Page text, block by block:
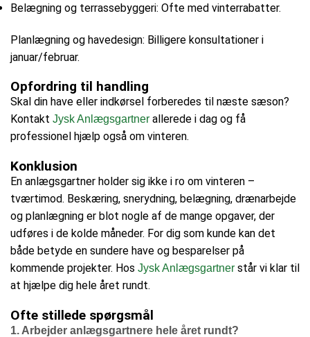
Belægning og terrassebyggeri: Ofte med vinterrabatter.
Planlægning og havedesign: Billigere konsultationer i
januar/februar.
Opfordring til handling
Skal din have eller indkørsel forberedes til næste sæson?
Kontakt Jysk Anlægsgartner allerede i dag og få
professionel hjælp også om vinteren.
Konklusion
En anlægsgartner holder sig ikke i ro om vinteren –
tværtimod. Beskæring, snerydning, belægning, drænarbejde
og planlægning er blot nogle af de mange opgaver, der
udføres i de kolde måneder. For dig som kunde kan det
både betyde en sundere have og besparelser på
kommende projekter. Hos Jysk Anlægsgartner står vi klar til
at hjælpe dig hele året rundt.
Ofte stillede spørgsmål
1. Arbejder anlægsgartnere hele året rundt?